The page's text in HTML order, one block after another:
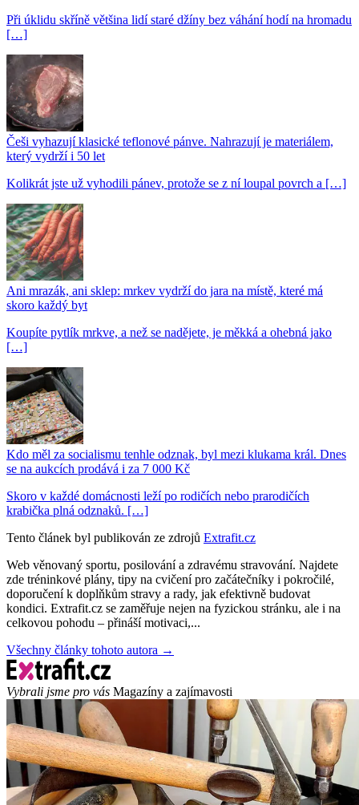
Při úklidu skříně většina lidí staré džíny bez váhání hodí na hromadu
[…]
Češi vyhazují klasické teflonové pánve. Nahrazují je materiálem,
který vydrží i 50 let
Kolikrát jste už vyhodili pánev, protože se z ní loupal povrch a […]
Ani mrazák, ani sklep: mrkev vydrží do jara na místě, které má
skoro každý byt
Koupíte pytlík mrkve, a než se nadějete, je měkká a ohebná jako
[…]
Kdo měl za socialismu tenhle odznak, byl mezi klukama král. Dnes
se na aukcích prodává i za 7 000 Kč
Skoro v každé domácnosti leží po rodičích nebo prarodičích
krabička plná odznaků. […]
Tento článek byl publikován ze zdrojů Extrafit.cz
Web věnovaný sportu, posilování a zdravému stravování. Najdete
zde tréninkové plány, tipy na cvičení pro začátečníky i pokročilé,
doporučení k doplňkům stravy a rady, jak efektivně budovat
kondici. Extrafit.cz se zaměřuje nejen na fyzickou stránku, ale i na
celkovou pohodu – přináší motivaci,...
Všechny články tohoto autora →
Vybrali jsme pro vás Magazíny a zajímavosti